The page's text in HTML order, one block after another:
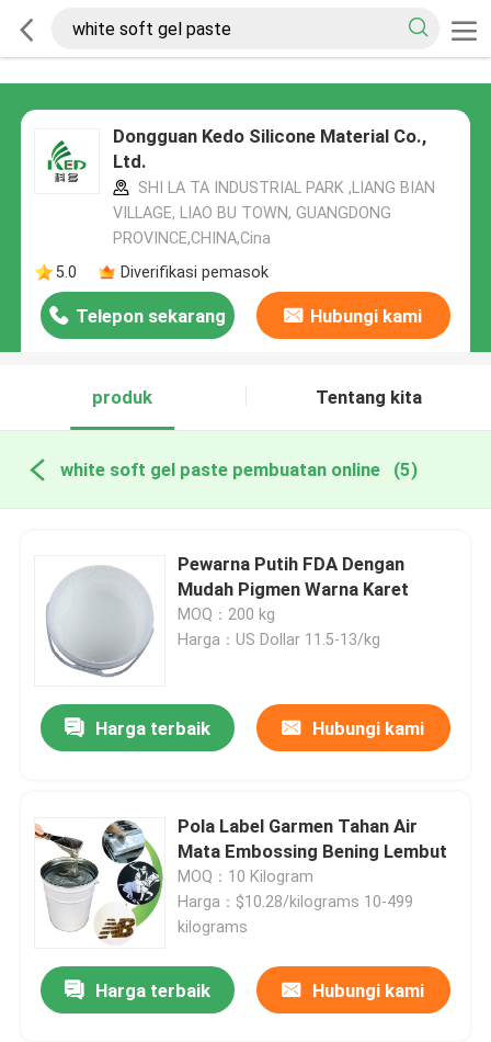
Dongguan Kedo Silicone Material Co.,
Ltd.
SHI LA TA INDUSTRIAL PARK ,LIANG BIAN
VILLAGE, LIAO BU TOWN, GUANGDONG
PROVINCE,CHINA,Cina
5.0
Diverifikasi pemasok
Telepon sekarang Hubungi kami
produk Tentang kita
white soft gel paste pembuatan online (5)
Pewarna Putih FDA Dengan
Mudah Pigmen Warna Karet
MOQ：200 kg
Harga：US Dollar 11.5-13/kg
Harga terbaik Hubungi kami
Pola Label Garmen Tahan Air
Mata Embossing Bening Lembut
MOQ：10 Kilogram
Harga：$10.28/kilograms 10-499
kilograms
Harga terbaik Hubungi kami